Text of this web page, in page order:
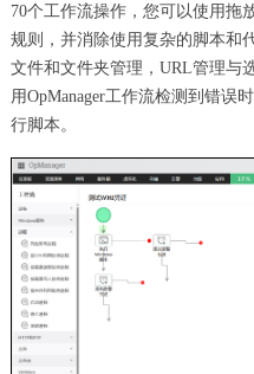
70个工作流操作，您可以使用拖
规则，并消除使用复杂的脚本和
文件和文件夹管理，URL管理与
用OpManager工作流检测到错误
行脚本。